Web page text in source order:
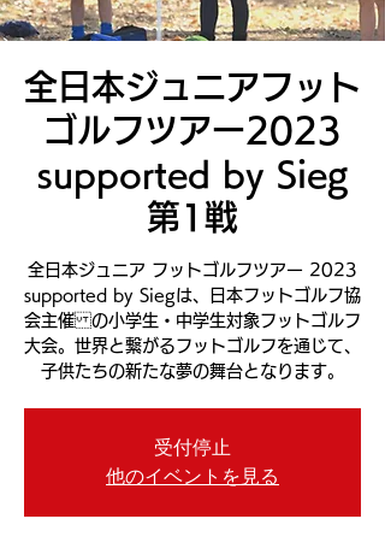
全日本ジュニアフット
ゴルフツアー2023
supported by Sieg
第1戦
全日本ジュニア フットゴルフツアー 2023
supported by Siegは、日本フットゴルフ協
会主催 の小学生・中学生対象フットゴルフ
大会。世界と繋がるフットゴルフを通じて、
子供たちの新たな夢の舞台となります。
受付停止
他のイベントを見る